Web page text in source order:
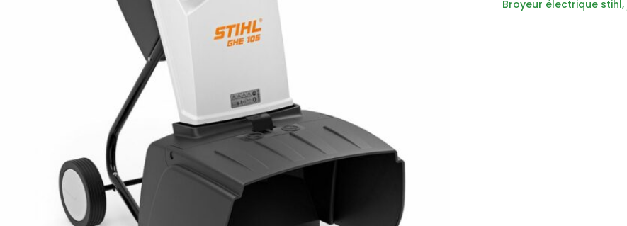
105
Broyeur électrique stihl,